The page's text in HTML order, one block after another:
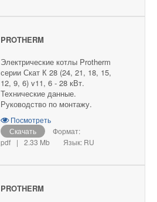
PROTHERM
Электрические котлы Protherm
серии Скат К 28 (24, 21, 18, 15,
12, 9, 6) v11, 6 - 28 кВт.
Технические данные.
Руководство по монтажу.
Посмотреть
Скачать
Формат:
pdf
| 2.33 Mb Язык: RU
PROTHERM